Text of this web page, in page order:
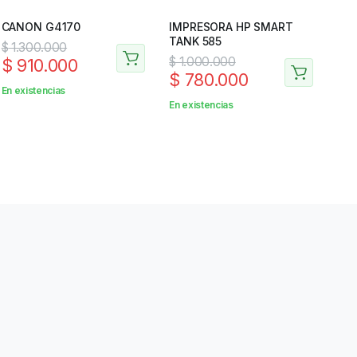
CANON G4170
$1.300.000
$ 910.000
En existencias
IMPRESORA HP SMART
TANK 585
$1.000.000
$ 780.000
En existencias